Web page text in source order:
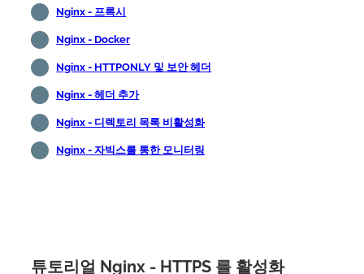
Nginx - 프록시
Nginx - Docker
Nginx - HTTPONLY 및 보안 헤더
Nginx - 헤더 추가
Nginx - 디렉토리 목록 비활성화
Nginx - 자빅스를 통한 모니터링
튜토리얼 Nginx - HTTPS 를 활성화